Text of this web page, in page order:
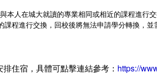
本人在城大就讀的專業相同或相近的課程進行
課程進行交換，回校後將無法申請學分轉換，
住宿，具體可點擊連結參考： https://